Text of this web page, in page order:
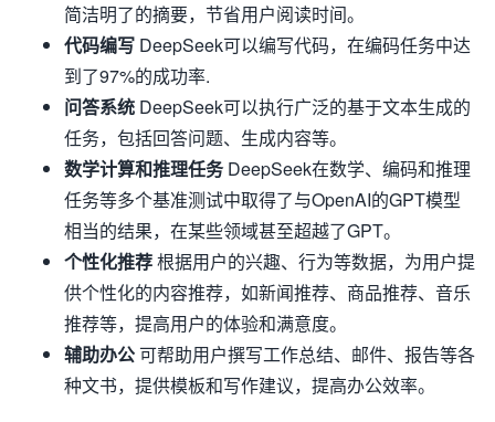
简洁明了的摘要，节省用户阅读时间。
代码编写 DeepSeek可以编写代码，在编码任务中达
到了97%的成功率.
问答系统 DeepSeek可以执行广泛的基于文本生成的
任务，包括回答问题、生成内容等。
数学计算和推理任务DeepSeek在数学、编码和推理
任务等多个基准测试中取得了与OpenAI的GPT模型
相当的结果，在某些领域甚至超越了GPT。
个性化推荐根据用户的兴趣、行为等数据，为用户提
供个性化的内容推荐，如新闻推荐、商品推荐、音乐
推荐等，提高用户的体验和满意度。
辅助办公可帮助用户撰写工作总结、邮件、报告等各
种文书，提供模板和写作建议，提高办公效率。